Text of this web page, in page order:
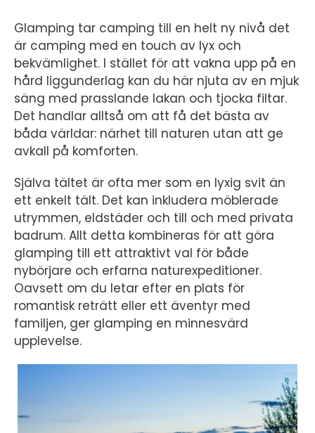
Glamping tar camping till en helt ny nivå det
är camping med en touch av lyx och
bekvämlighet. I stället för att vakna upp på en
hård liggunderlag kan du här njuta av en mjuk
säng med prasslande lakan och tjocka filtar.
Det handlar alltså om att få det bästa av
båda världar: närhet till naturen utan att ge
avkall på komforten.
Själva tältet är ofta mer som en lyxig svit än
ett enkelt tält. Det kan inkludera möblerade
utrymmen, eldstäder och till och med privata
badrum. Allt detta kombineras för att göra
glamping till ett attraktivt val för både
nybörjare och erfarna naturexpeditioner.
Oavsett om du letar efter en plats för
romantisk reträtt eller ett äventyr med
familjen, ger glamping en minnesvärd
upplevelse.